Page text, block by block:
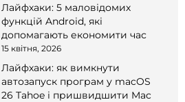
Лайфхаки: 5 маловідомих
функцій Android, які
допомагають економити час
15 квітня, 2026
Лайфхаки: як вимкнути
автозапуск програм у macOS
26 Tahoe і пришвидшити Mac